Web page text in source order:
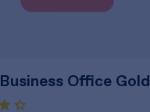
Office Gold